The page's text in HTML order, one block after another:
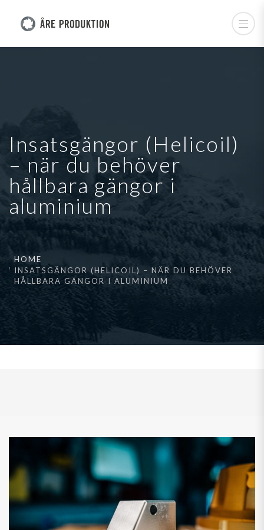
Insatsgängor (Helicoil)
– när du behöver
hållbara gängor i
aluminium
HOME
INSATSGÄNGOR (HELICOIL) – NÄR DU BEHÖVER
HÅLLBARA GÄNGOR I ALUMINIUM